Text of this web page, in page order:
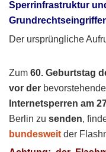
Sperrinfrastruktur
Der ursprüngliche
Zum 60. Geburtstag
vor der
Internetsperren am
Berlin zu senden,
bundesweit der